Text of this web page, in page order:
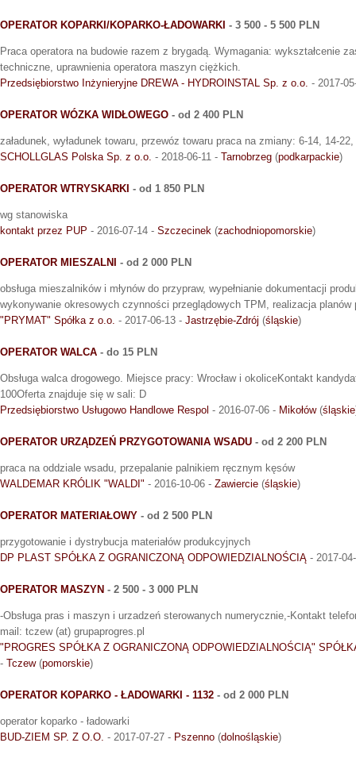
OPERATOR KOPARKI/KOPARKO-ŁADOWARKI - 3 500 - 5 500 PLN
Praca operatora na budowie razem z brygadą. Wymagania: wykształcenie
techniczne, uprawnienia operatora maszyn ciężkich.
Przedsiębiorstwo Inżynieryjne DREWA - HYDROINSTAL Sp. z o.o. - 2017-
OPERATOR WÓZKA WIDŁOWEGO - od 2 400 PLN
załadunek, wyładunek towaru, przewóz towaru praca na zmiany: 6-14, 14-22,
SCHOLLGLAS Polska Sp. z o.o. - 2018-06-11 - Tarnobrzeg (podkarpackie)
OPERATOR WTRYSKARKI - od 1 850 PLN
wg stanowiska
kontakt przez PUP - 2016-07-14 - Szczecinek (zachodniopomorskie)
OPERATOR MIESZALNI - od 2 000 PLN
obsługa mieszalników i młynów do przypraw, wypełnianie dokumentacji
wykonywanie okresowych czynności przeglądowych TPM, realizacja planów
"PRYMAT" Spółka z o.o. - 2017-06-13 - Jastrzębie-Zdrój (śląskie)
OPERATOR WALCA - do 15 PLN
Obsługa walca drogowego. Miejsce pracy: Wrocław i okoliceKontakt
100Oferta znajduje się w sali: D
Przedsiębiorstwo Usługowo Handlowe Respol - 2016-07-06 - Mikołów(śląskie
OPERATOR URZĄDZEŃ PRZYGOTOWANIA WSADU - od 2 200 PLN
praca na oddziale wsadu, przepalanie palnikiem ręcznym kęsów
WALDEMAR KRÓLIK "WALDI" - 2016-10-06 - Zawiercie (śląskie)
OPERATOR MATERIAŁOWY - od 2 500 PLN
przygotowanie i dystrybucja materiałów produkcyjnych
DP PLAST SPÓŁKA Z OGRANICZONĄ ODPOWIEDZIALNOŚCIĄ - 2017-
OPERATOR MASZYN - 2 500 - 3 000 PLN
-Obsługa pras i maszyn i urzadzeń sterowanych numerycznie,-Kontakt
mail: tczew (at) grupaprogres.pl
"PROGRES SPÓŁKA Z OGRANICZONĄ ODPOWIEDZIALNOŚCIĄ"
- Tczew(pomorskie)
OPERATOR KOPARKO - ŁADOWARKI - 1132 - od 2 000 PLN
operator koparko - ładowarki
BUD-ZIEM SP. Z O.O. - 2017-07-27 - Pszenno (dolnośląskie)